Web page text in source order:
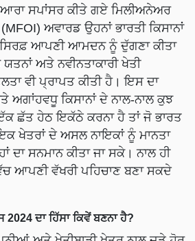
ਸਪਾਂਸਰ ਕੀਤੇ ਗਏ ਮਿਲੀਅਨੇਅਰ
ਅਵਾਰਡ ਉਹਨਾਂ ਭਾਰਤੀ ਕਿਸਾਨਾਂ
ਆਪਣੀ ਆਮਦਨ ਨੂੰ ਦੁੱਗਣਾ ਕੀਤਾ
ਅਤੇ ਨਵੀਨਤਾਕਾਰੀ ਖੇਤੀ
ਵੀ ਪ੍ਰਾਪਤ ਕੀਤੀ ਹੈ। ਇਸ ਦਾ
ਕਿਸਾਨਾਂ ਦੇ ਨਾਲ-ਨਾਲ ਕੁਝ
ਛੱਤ ਹੇਠ ਇਕੱਠੇ ਕਰਨਾ ਹੈ ਤਾਂ ਜੋ ਭਾਰਤ
ਖੇਤਰਾਂ ਦੇ ਅਸਲ ਨਾਇਕਾਂ ਨੂੰ ਮਾਨਤਾ
ਦਾ ਸਨਮਾਨ ਕੀਤਾ ਜਾ ਸਕੇ। ਨਾਲ ਹੀ
ਆਪਣੀ ਵੱਖਰੀ ਪਹਿਚਾਣ ਬਣਾ ਸਕਦੇ
ਦਾ ਹਿੱਸਾ ਕਿਵੇਂ ਬਣਨਾ ਹੈ?